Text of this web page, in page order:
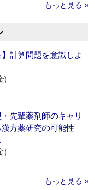
もっと見る »
】計算問題を意識しよ
)
・先輩薬剤師のキャリ
漢方薬研究の可能性
)
もっと見る »